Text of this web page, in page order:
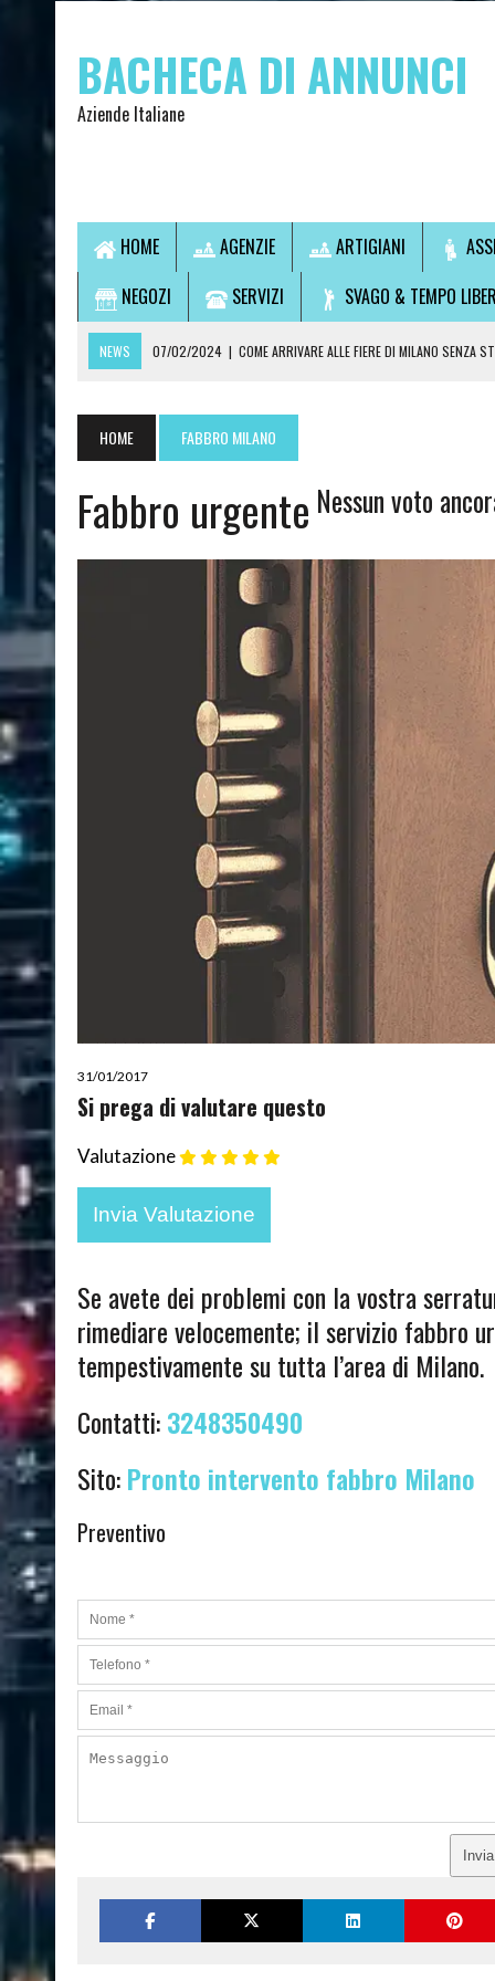
BACHECA DI ANNUNCI
Aziende Italiane
HOME AGENZIE ARTIGIANI
NEGOZI
SERVIZI SVAGO & TEMPO
NEWS 07/02/2024 | COME ARRIVARE ALLE FIERE DI MILANO SENZA
28/07/2021 | CONSULTI DI CARTOMANZIA
08/03/2024
QUALI SONO LE MIGLIORI PIANTE DA APPARTAMENTO
HOME FABBRO MILANO
Fabbro urgente Nessun voto
31/01/2017
Si prega di valutare questo
Valutazione
Se avete dei problemi con la vostra
rimediare velocemente; il servizio fabbro
tempestivamente su tutta l’area di Milano.
Contatti:3248350490
Sito:Pronto intervento fabbro Milano
Preventivo